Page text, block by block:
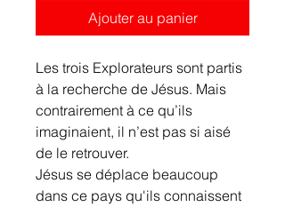
Ajouter au panier
Les trois Explorateurs sont partis
à la recherche de Jésus. Mais
contrairement à ce qu’ils
imaginaient, il n’est pas si aisé
de le retrouver.
Jésus se déplace beaucoup
dans ce pays qu'ils connaissent